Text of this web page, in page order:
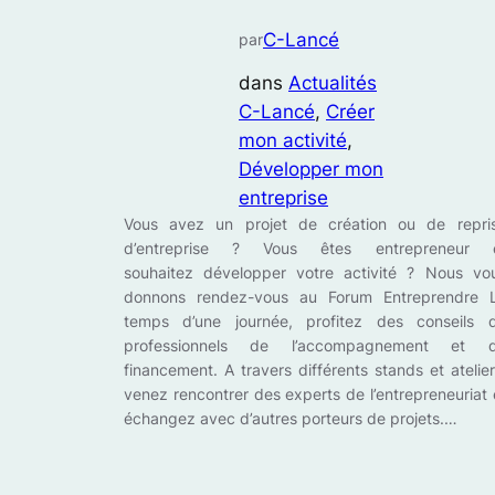
parC-Lancé
dans Actualités
C-Lancé, Créer
mon activité
Développer mon
entreprise
Vous avez un projet de création ou de
d’entreprise ? Vous êtes entrepreneur
souhaitez développer votre activité ? Nous
donnons rendez-vous au Forum Entreprendre
temps d’une journée, profitez des conseils
professionnels de l’accompagnement et
financement. A travers différents stands et
venez rencontrer des experts de l’entrepreneuriat
échangez avec d’autres porteurs de projets.…